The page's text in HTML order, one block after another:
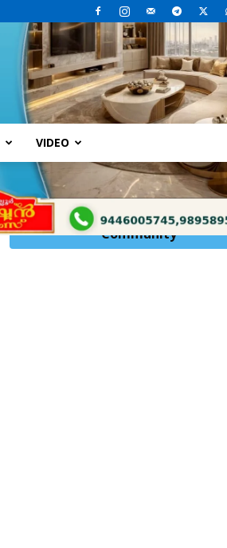
VIDEO
Click Here toJoinWhatsApp
Community